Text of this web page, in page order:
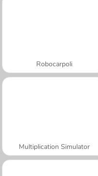
Robocarpoli
Multiplication Simulator